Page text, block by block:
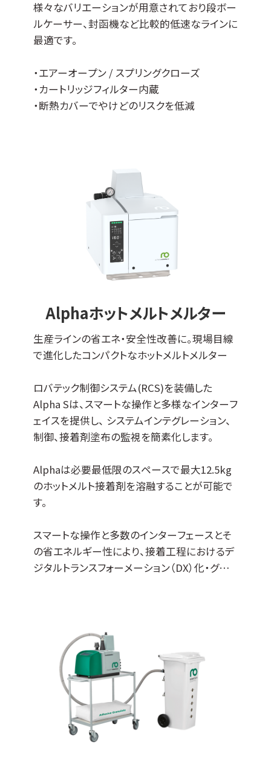
様々なバリエーションが用意されており段ボー
ルケーサー、封函機など比較的低速なラインに
最適です。
・エアーオープン / スプリングクローズ
・カートリッジフィルター内蔵
・断熱カバーでやけどのリスクを低減
Alphaホットメルトメルター
生産ラインの省エネ・安全性改善に。現場目線
で進化したコンパクトなホットメルトメルター
ロバテック制御システム(RCS)を装備した
Alpha Sは、スマートな操作と多様なインターフ
ェイスを提供し、 システムインテグレーション、
制御、接着剤塗布の監視を簡素化します。
Alphaは必要最低限のスペースで最大12.5kg
のホットメルト接着剤を溶融することが可能で
す。
スマートな操作と多数のインターフェースとそ
の省エネルギー性により、接着工程におけるデ
ジタルトランスフォーメーション（DX）化・グリー
シリーズと比較して最大46%のエネルギーを
・断熱材で保護されたAlphaは製造現場の安全
性向上に貢献。
・レベルセンサー、自動供給機等の多数のオプ
ションによる拡張性により様々な生産ラインに
・スペースのが制限されるコンパクトな包装設